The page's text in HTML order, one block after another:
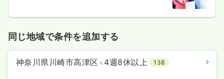
同じ地域で条件を追加する
神奈川県川崎市高津区 ×4週8休以上 138